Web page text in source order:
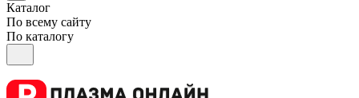
Каталог
По всему сайту
По каталогу